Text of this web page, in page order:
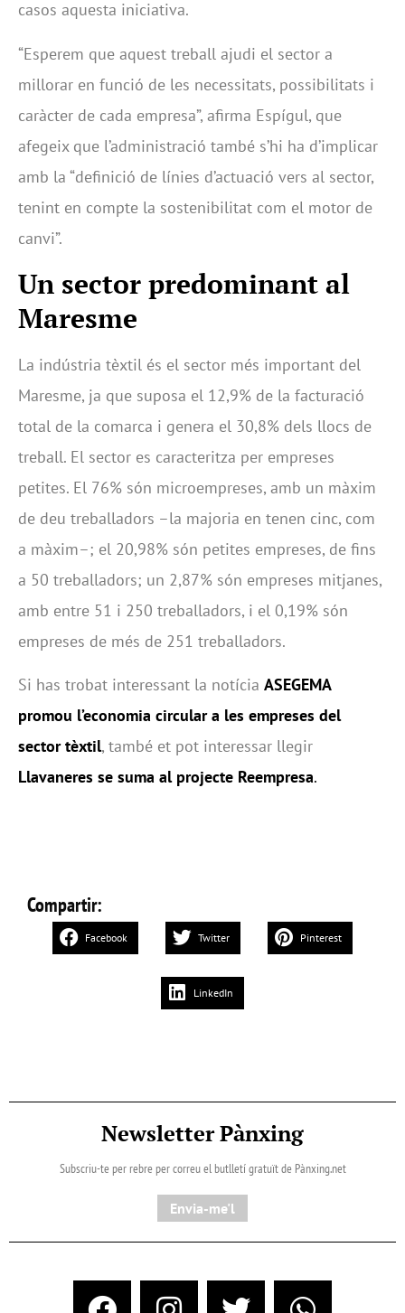
casos aquesta iniciativa.
“Esperem que aquest treball ajudi el sector a
millorar en funció de les necessitats, possibilitats i
caràcter de cada empresa”, afirma Espígul, que
afegeix que l’administració també s’hi ha d’implicar
amb la “definició de línies d’actuació vers al sector,
tenint en compte la sostenibilitat com el motor de
canvi”.
Un sector predominant al
Maresme
La indústria tèxtil és el sector més important del
Maresme, ja que suposa el 12,9% de la facturació
total de la comarca i genera el 30,8% dels llocs de
treball. El sector es caracteritza per empreses
petites. El 76% són microempreses, amb un màxim
de deu treballadors –la majoria en tenen cinc, com
a màxim–; el 20,98% són petites empreses, de fins
a 50 treballadors; un 2,87% són empreses mitjanes,
amb entre 51 i 250 treballadors, i el 0,19% són
empreses de més de 251 treballadors.
Si has trobat interessant la notícia ASEGEMA
promou l’economia circular a les empreses del
sector tèxtil, també et pot interessar llegir
Llavaneres se suma al projecte Reempresa.
Compartir:
Facebook Twitter Pinterest
LinkedIn
Newsletter Pànxing
Subscriu-te per rebre per correu el butlletí gratuït de Pànxing.net​
Envia-me'l